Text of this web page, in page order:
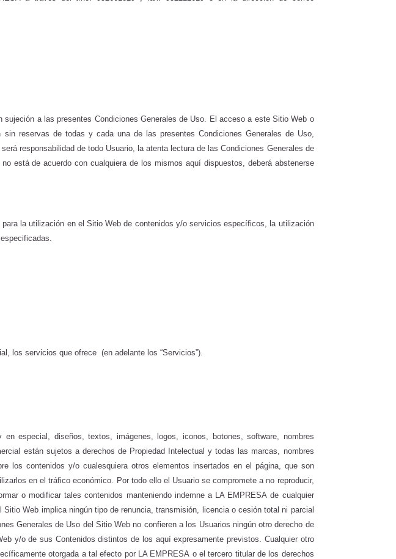
a las presentes Condiciones Generales de Uso. El acceso a este Sitio Web o
reservas de todas y cada una de las presentes Condiciones Generales de Uso,
responsabilidad de todo Usuario, la atenta lectura de las Condiciones Generales de
está de acuerdo con cualquiera de los mismos aquí dispuestos, deberá abstenerse
la utilización en el Sitio Web de contenidos y/o servicios específicos, la utilización
los servicios que ofrece (en adelante los “Servicios”).
especial, diseños, textos, imágenes, logos, iconos, botones, software, nombres
están sujetos a derechos de Propiedad Intelectual y todas las marcas, nombres
los contenidos y/o cualesquiera otros elementos insertados en el página, que son
en el tráfico económico. Por todo ello el Usuario se compromete a no reproducir,
o modificar tales contenidos manteniendo indemne a LA EMPRESA de cualquier
Web implica ningún tipo de renuncia, transmisión, licencia o cesión total ni parcial
Generales de Uso del Sitio Web no confieren a los Usuarios ningún otro derecho de
y/o de sus Contenidos distintos de los aquí expresamente previstos. Cualquier otro
otorgada a tal efecto por LA EMPRESA o el tercero titular de los derechos